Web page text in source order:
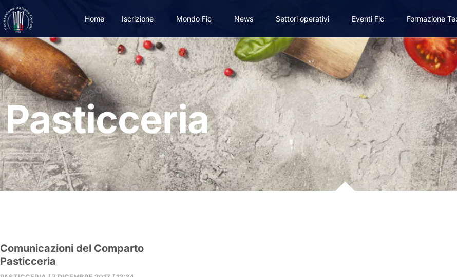
Home Iscrizione Mondo Fic News Settori operativi Eventi Fic Formazione
Pasticceria
Comunicazioni del Comparto
Pasticceria